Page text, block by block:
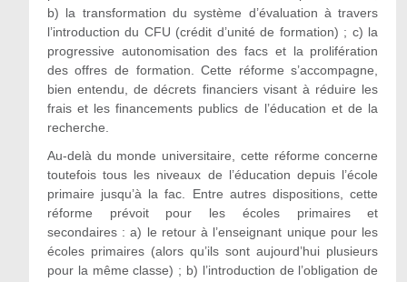
b) la transformation du système d’évaluation à travers
l’introduction du CFU (crédit d’unité de formation) ; c) la
progressive autonomisation des facs et la prolifération
des offres de formation. Cette réforme s’accompagne,
bien entendu, de décrets financiers visant à réduire les
frais et les financements publics de l’éducation et de la
recherche.
Au-delà du monde universitaire, cette réforme concerne
toutefois tous les niveaux de l’éducation depuis l’école
primaire jusqu’à la fac. Entre autres dispositions, cette
réforme prévoit pour les écoles primaires et
secondaires : a) le retour à l’enseignant unique pour les
écoles primaires (alors qu’ils sont aujourd’hui plusieurs
pour la même classe) ; b) l’introduction de l’obligation de